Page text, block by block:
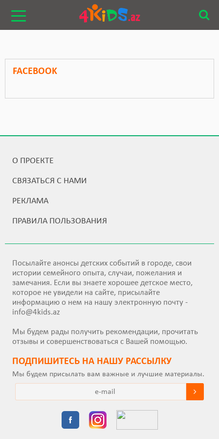
FACEBOOK
О ПРОЕКТЕ
СВЯЗАТЬСЯ С НАМИ
РЕКЛАМА
ПРАВИЛА ПОЛЬЗОВАНИЯ
Посылайте анонсы детских событий в городе, свои
истории семейного опыта, случаи, пожелания и
замечания. Если вы знаете хорошее детское место,
которое не увидели на сайте, присылайте
информацию о нем на нашу электронную почту -
info@4kids.az
Мы будем рады получить рекомендации, прочитать
отзывы и совершенствоваться с Вашей помощью.
ПОДПИШИТEСЬ НА НАШУ РАССЫЛКУ
Мы будем присылать вам важные и лучшие материалы.